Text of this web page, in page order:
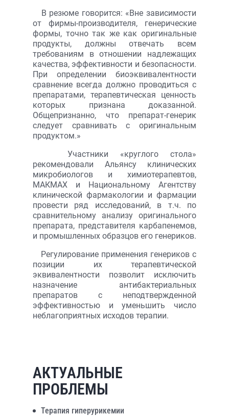
В резюме говорится: «Вне зависимости
от фирмы-производителя, генерические
формы, точно так же как оригинальные
продукты, должны отвечать всем
требованиям в отношении надлежащих
качества, эффективности и безопасности.
При определении биоэквивалентности
сравнение всегда должно проводиться с
препаратами, терапевтическая ценность
которых признана доказанной.
Общепризнанно, что препарат-генерик
следует сравнивать с оригинальным
продуктом.»
Участники «круглого стола»
рекомендовали Альянсу клинических
микробиологов и химиотерапевтов,
МАКМАХ и Национальному Агентству
клинической фармакологии и фармации
провести ряд исследований, в т.ч. по
сравнительному анализу оригинального
препарата, представителя карбапенемов,
и промышленных образцов его генериков.
Регулирование применения генериков с
позиции их терапевтической
эквивалентности позволит исключить
назначение антибактериальных
препаратов с неподтвержденной
эффективностью и уменьшить число
неблагоприятных исходов терапии.
АКТУАЛЬНЫЕ
ПРОБЛЕМЫ
Терапия гиперурикемии